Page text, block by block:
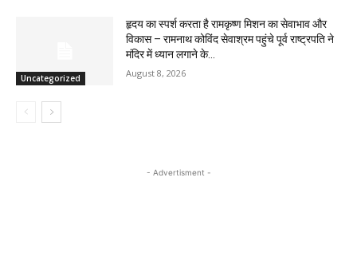
Uncategorized
हृदय का स्पर्श करता है रामकृष्ण मिशन का सेवाभाव और
विकास – रामनाथ कोविंद सेवाश्रम पहुंचे पूर्व राष्ट्रपति ने
मंदिर में ध्यान लगाने के...
August 8, 2026
- Advertisment -